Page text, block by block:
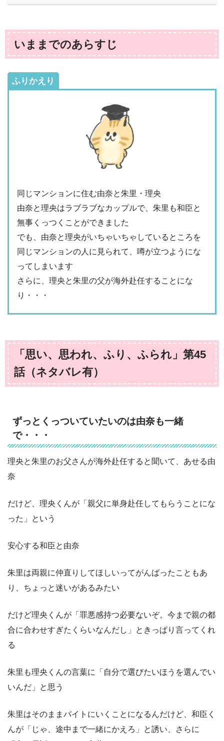
いままでのあらすじ
ふりかえり
同じマンションに住む由奈と朱里・理央
由奈と理央はラブラブなカップルで、朱里も和臣と
無事くっつくことができました
でも、由奈と理央がいちゃいちゃしているところを
同じマンションの人に見られて、噂が立つようにな
ってしまいます
さらに、理央と朱里の父が海外赴任することにな
り・・・
「思い、思われ、ふり、ふられ」第45
話（ネタバレ有）
ずっとくっついていたいのは由奈も一緒
で・・・
理央と朱里のお父さんが海外赴任すると聞いて、あせる由
奈
だけど、理央くんが「親父に単身赴任してもらうことにな
った」という
安心する和臣と由奈
朱里は両親に仲直りしてほしいってがんばったこともあ
り、ちょっと迷いがあるみたい
だけど理央くんが「罪悪感持つ必要ないぞ。今まで親の都
合に合わせすぎたくらいなんだし」ときっぱり言ってくれ
る
朱里も理央くんの言葉に「自分で選びたいほうを選んでい
いんだ」と思う
朱里はそのままバイトにいくことになるんだけど、和臣く
んが「じゃ、途中まで一緒にかえろ」と誘い、さらに